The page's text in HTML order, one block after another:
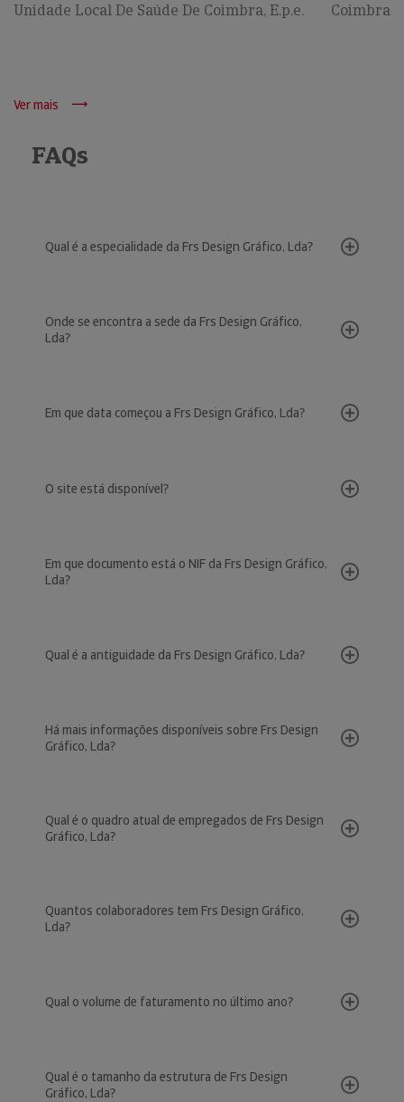
Unidade Local De Saúde De Coimbra, E.p.e. Coimbra
Ver mais
FAQs
Qual é a especialidade da Frs Design Gráfico, Lda?
Onde se encontra a sede da Frs Design Gráfico,
Lda?
Em que data começou a Frs Design Gráfico, Lda?
O site está disponível?
Em que documento está o NIF da Frs Design Gráfico,
Lda?
Qual é a antiguidade da Frs Design Gráfico, Lda?
Há mais informações disponíveis sobre Frs Design
Gráfico, Lda?
Qual é o quadro atual de empregados de Frs Design
Gráfico, Lda?
Quantos colaboradores tem Frs Design Gráfico,
Lda?
Qual o volume de faturamento no último ano?
Qual é o tamanho da estrutura de Frs Design
Gráfico, Lda?